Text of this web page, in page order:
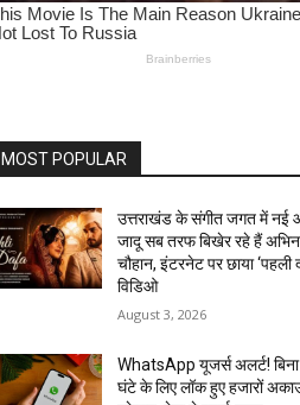
MOST POPULAR
उत्तराखंड के संगीत जगत में नई
जादू सब तरफ बिखेर रहे हैं
चौहान, इंटरनेट पर छाया ‘पहली
विडिओ
August 3, 2026
WhatsApp यूजर्स अलर्ट!
घंटे के लिए लॉक हुए हजारों